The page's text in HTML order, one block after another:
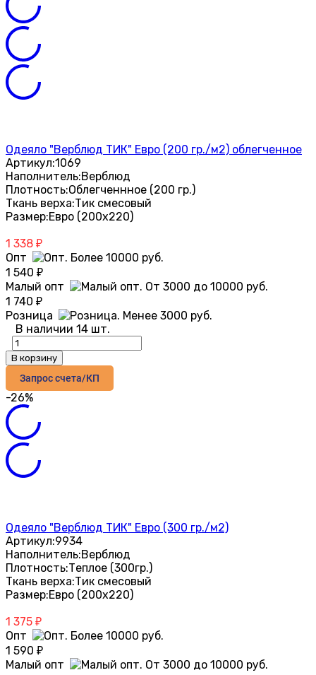
Одеяло "Верблюд ТИК" Евро (200 гр./м2) облегченное
Артикул:1069
Наполнитель:Верблюд
Плотность:Облегченнное (200 гр.)
Ткань верха:Тик смесовый
Размер:Евро (200х220)
1 338 ₽
Опт
1 540 ₽
Малый опт
1 740 ₽
Розница
В наличии 14 шт.
В корзину
Запрос счета/КП
-26%
Одеяло "Верблюд ТИК" Евро (300 гр./м2)
Артикул:9934
Наполнитель:Верблюд
Плотность:Теплое (300гр.)
Ткань верха:Тик смесовый
Размер:Евро (200х220)
1 375 ₽
Опт
1 590 ₽
Малый опт